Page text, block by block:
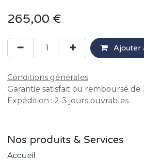
265,00 €
Ajouter
Conditions générales
Garantie satisfait ou remboursé de
Expédition : 2-3 jours ouvrables
Nos produits & Services
Accueil